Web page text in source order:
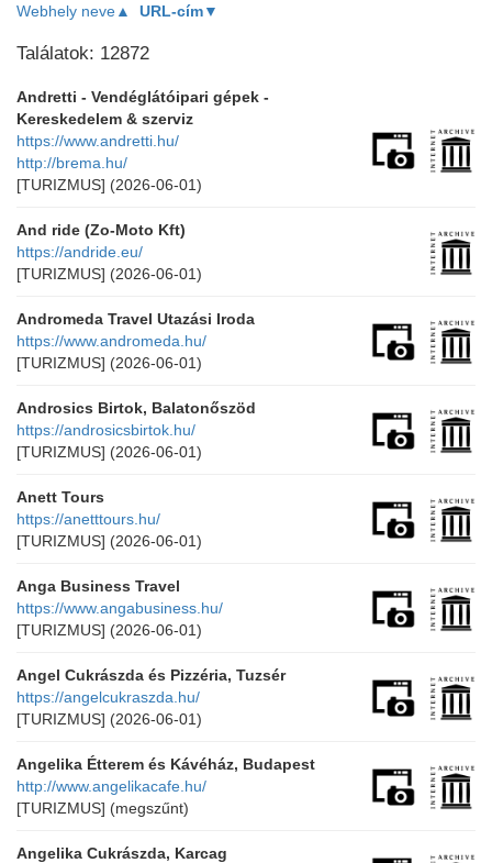
Webhely neve▲ URL-cím▼
Találatok: 12872
Andretti - Vendéglátóipari gépek -
Kereskedelem & szerviz
https://www.andretti.hu/
http://brema.hu/
[TURIZMUS] (2026-06-01)
And ride (Zo-Moto Kft)
https://andride.eu/
[TURIZMUS] (2026-06-01)
Andromeda Travel Utazási Iroda
https://www.andromeda.hu/
[TURIZMUS] (2026-06-01)
Androsics Birtok, Balatonőszöd
https://androsicsbirtok.hu/
[TURIZMUS] (2026-06-01)
Anett Tours
https://anetttours.hu/
[TURIZMUS] (2026-06-01)
Anga Business Travel
https://www.angabusiness.hu/
[TURIZMUS] (2026-06-01)
Angel Cukrászda és Pizzéria, Tuzsér
https://angelcukraszda.hu/
[TURIZMUS] (2026-06-01)
Angelika Étterem és Kávéház, Budapest
http://www.angelikacafe.hu/
[TURIZMUS] (megszűnt)
Angelika Cukrászda, Karcag